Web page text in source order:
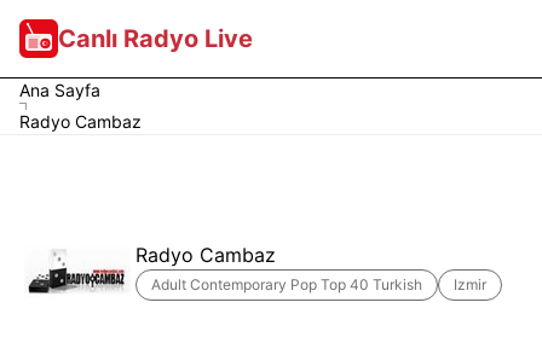
Canlı Radyo Live
Ana Sayfa
Radyo Cambaz
Radyo Cambaz
Adult Contemporary Pop Top 40 Turkish Izmir